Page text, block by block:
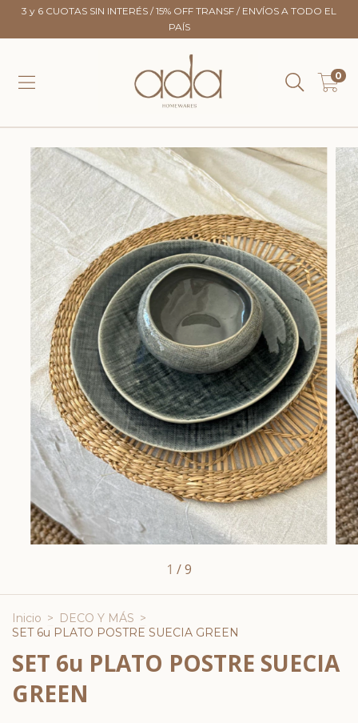
3 y 6 CUOTAS SIN INTERÉS / 15% OFF TRANSF / ENVÍOS A TODO EL
PAÍS
0
1 /9
Inicio > DECO Y MÁS >
SET 6u PLATO POSTRE SUECIA GREEN
SET 6u PLATO POSTRE SUECIA
GREEN